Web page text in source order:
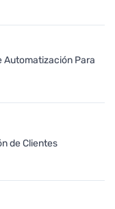
Automatización Para
de Clientes